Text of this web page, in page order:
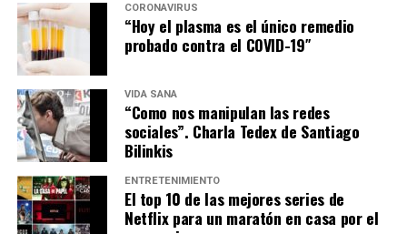
CORONAVIRUS
“Hoy el plasma es el único remedio
probado contra el COVID-19″
VIDA SANA
“Como nos manipulan las redes
sociales”. Charla Tedex de Santiago
Bilinkis
ENTRETENIMIENTO
El top 10 de las mejores series de
Netflix para un maratón en casa por el